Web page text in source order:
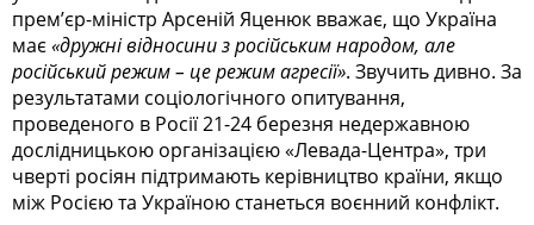
прем’єр-міністр Арсеній Яценюк вважає, що Україна
має«дружні відносини з російським народом, але
російський режим– це режим агресії». Звучить дивно. За
результатами соціологічного опитування,
проведеного в Росії 21-24 березня недержавною
дослідницькою організацією«Левада-Центра», три
чверті росіян підтримають керівництво країни, якщо
між Росією та Україною станеться воєнний конфлікт.